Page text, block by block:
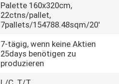
Palette 160x320cm,
22ctns/pallet,
7pallets/154788.48sqm/20'
7-tägig, wenn keine Aktien
25days benötigen zu
produzieren